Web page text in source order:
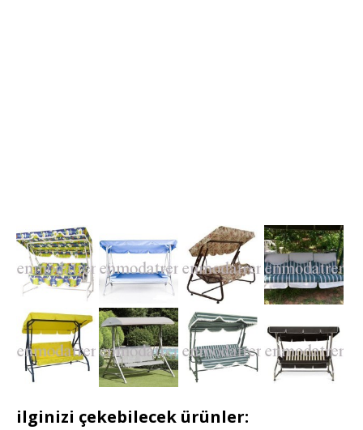
ilginizi çekebilecek ürünler: